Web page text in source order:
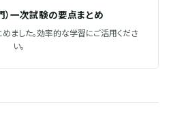
定理u＝（2gH） 1/2 に従うもの
積単位時間当たりの排出量）
の水面の高さ［m］ g：重力加速
kg m -3
）一次試験の要点まとめ
ました。効率的な学習にご活用くださ
い。